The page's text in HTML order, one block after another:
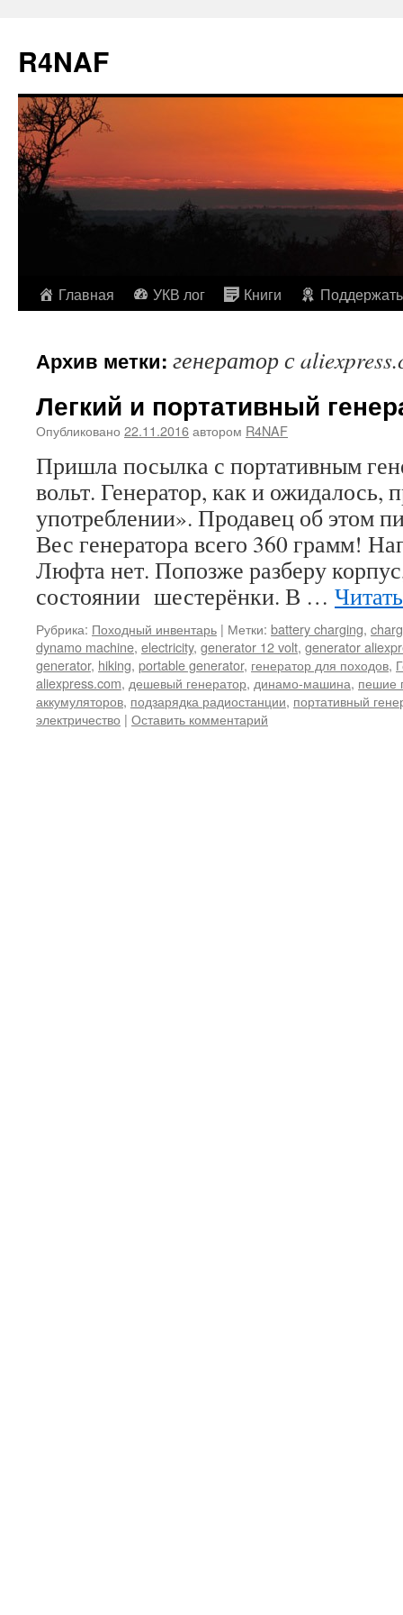
R4NAF
Перейти
содержимому
Главная УКВ лог Книги Поддержать
Архив метки: генератор с
Легкий и портативный
Опубликовано 22.11.2016автором R4NAF
Пришла посылка с портативным
вольт. Генератор, как и
употреблении». Продавец об этом
Вес генератора всего 360 грамм!
Люфта нет. Попозже разберу
состоянии шестерёнки. В …
Рубрика: Походный инвентарь | Метки: battery charging,
dynamo machine, electricity, generator 12 volt, generator
generator, hiking, portable generator, генератор для походов,
aliexpress.com, дешевый генератор, динамо-машина, пешие
аккумуляторов, подзарядка радиостанции, портативный
электричество | Оставить комментарий